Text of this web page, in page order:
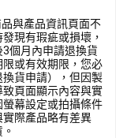
與產品資訊頁面不
現有瑕疵或損壞，
個月內申請退換貨
限或有效期限，您必
貨申請），但因製
頁面顯示內容與實
幕設定或拍攝條件
際產品略有差異